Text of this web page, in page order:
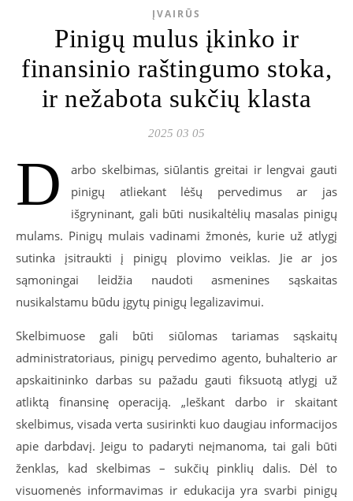
ĮVAIRŪS
Pinigų mulus įkinko ir
finansinio raštingumo stoka,
ir nežabota sukčių klasta
2025 03 05
D
arbo skelbimas, siūlantis greitai ir lengvai gauti
pinigų atliekant lėšų pervedimus ar jas
išgryninant, gali būti nusikaltėlių masalas pinigų
mulams. Pinigų mulais vadinami žmonės, kurie už atlygį
sutinka įsitraukti į pinigų plovimo veiklas. Jie ar jos
sąmoningai leidžia naudoti asmenines sąskaitas
nusikalstamu būdu įgytų pinigų legalizavimui.
Skelbimuose gali būti siūlomas tariamas sąskaitų
administratoriaus, pinigų pervedimo agento, buhalterio ar
apskaitininko darbas su pažadu gauti fiksuotą atlygį už
atliktą finansinę operaciją. „Ieškant darbo ir skaitant
skelbimus, visada verta susirinkti kuo daugiau informacijos
apie darbdavį. Jeigu to padaryti neįmanoma, tai gali būti
ženklas, kad skelbimas – sukčių pinklių dalis. Dėl to
visuomenės informavimas ir edukacija yra svarbi pinigų